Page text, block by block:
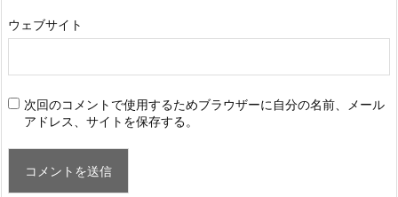
ウェブサイト
次回のコメントで使用するためブラウザーに自分の名前、メール
アドレス、サイトを保存する。